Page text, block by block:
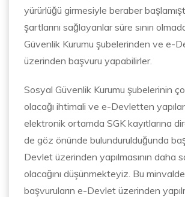
yürürlüğü girmesiyle beraber
şartlarını sağlayanlar süre sınırı
Güvenlik Kurumu şubelerinden ve e-
üzerinden başvuru yapabilirler.
Sosyal Güvenlik Kurumu şubelerinin
olacağı ihtimali ve e-Devletten
elektronik ortamda SGK kayıtlarına
de göz önünde bulundurulduğunda
Devlet üzerinden yapılmasının daha
olacağını düşünmekteyiz. Bu
başvuruların e-Devlet üzerinden